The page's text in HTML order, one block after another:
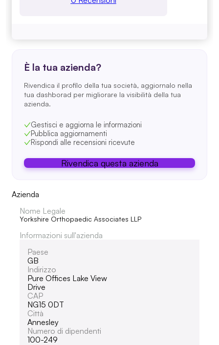
È la tua azienda?
Rivendica il profilo della tua società, aggiornalo nella
tua dashborad per migliorare la visibilità della tua
azienda.
Gestisci e aggiorna le informazioni
Pubblica aggiornamenti
Rispondi alle recensioni ricevute
Rivendica questa azienda
Azienda
Nome Legale
Yorkshire Orthopaedic Associates LLP
Informazioni sull'azienda
Paese
GB
Indirizzo
Pure Offices Lake View
Drive
CAP
NG15 0DT
Città
Annesley
Numero di dipendenti
100-249